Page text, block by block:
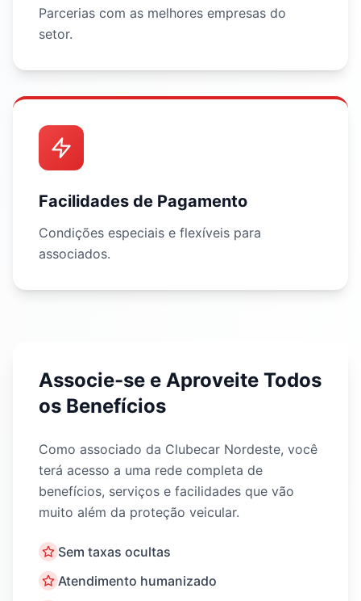
Parcerias com as melhores empresas do
setor.
Facilidades de Pagamento
Condições especiais e flexíveis para
associados.
Associe-se e Aproveite Todos
os Benefícios
Como associado da Clubecar Nordeste, você
terá acesso a uma rede completa de
benefícios, serviços e facilidades que vão
muito além da proteção veicular.
Sem taxas ocultas
Atendimento humanizado